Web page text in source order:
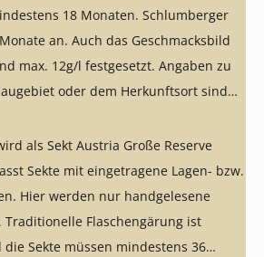
18 Monaten. Schlumberger
an. Auch das Geschmacksbild
max. 12g/l festgesetzt. Angaben zu
oder dem Herkunftsort sind
als Sekt Austria Große Reserve
Sekte mit eingetragene Lagen- bzw.
Hier werden nur handgelesene
Flaschengärung ist
Sekte müssen mindestens 36